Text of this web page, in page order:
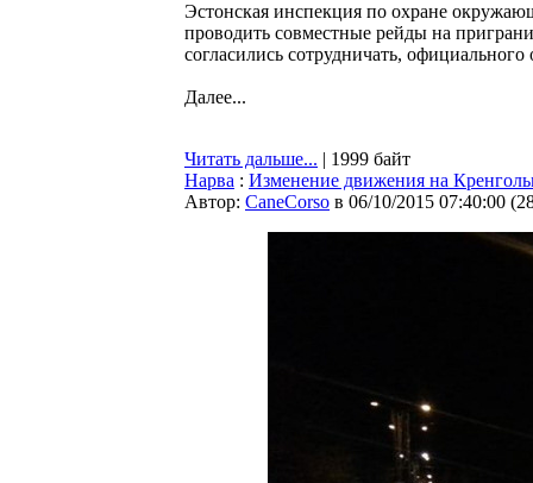
Эстонская инспекция по охране
проводить совместные рейды на
согласились сотрудничать,
Далее...
Читать дальше... | 1999 байт
Нарва : Изменение движения на
Автор: CaneCorso в 06/10/2015 07:40:00 (